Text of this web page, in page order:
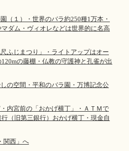
（１）・世界のバラ約250種1万本・
ダム・ヴィオレなどは世界的に名高
ふじまつり」・ライトアップはオー
の藤棚・仏教の守護神と孔雀が出
の空間・平和のバラ園・万博記念公
内宮前の「おかげ横丁」・ＡＴＭで
行（旧第三銀行）おかげ横丁・現金自
関西」へ